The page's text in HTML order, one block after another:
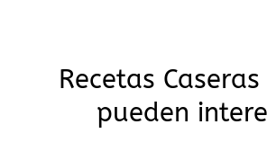
Recetas
pueden